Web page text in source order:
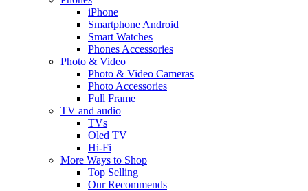
iPhone
Smartphone Android
Smart Watches
Phones Accessories
Photo & Video
Photo & Video Cameras
Photo Accessories
Full Frame
TV and audio
TVs
Oled TV
Hi-Fi
More Ways to Shop
Top Selling
Our Recommends